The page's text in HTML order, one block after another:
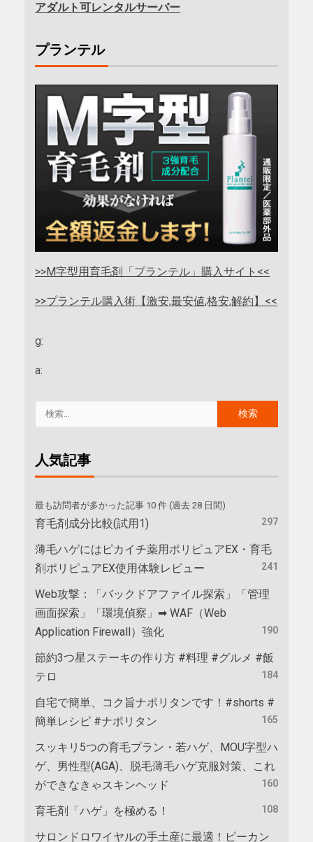
アダルト可レンタルサーバー
プランテル
>>M字型用育毛剤「プランテル」購入サイト<<
>>プランテル購入術【激安,最安値,格安,解約】<<
g:
a:
人気記事
最も訪問者が多かった記事 10 件 (過去 28 日間)
育毛剤成分比較(試用1) 297
薄毛ハゲにはピカイチ薬用ポリピュアEX・育毛
剤ポリピュアEX使用体験レビュー
241
Web攻撃：「バックドアファイル探索」「管理
画面探索」「環境偵察」➡ WAF（Web
Application Firewall）強化
190
節約3つ星ステーキの作り方 #料理 #グルメ #飯
テロ
184
自宅で簡単、コク旨ナポリタンです！#shorts #
簡単レシピ #ナポリタン
165
スッキリ5つの育毛プラン・若ハゲ、MOU字型ハ
ゲ、男性型(AGA)、脱毛薄毛ハゲ克服対策、これ
ができなきゃスキンヘッド
160
育毛剤「ハゲ」を極める！ 108
サロンドロワイヤルの手土産に最適！ピーカン